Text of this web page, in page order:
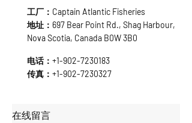
工厂：Captain Atlantic Fisheries
地址：697 Bear Point Rd., Shag Harbour,
Nova Scotia, Canada B0W 3B0
电话：+1-902-7230183
传真：+1-902-7230327
​在线留言